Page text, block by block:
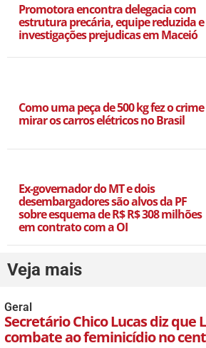
Promotora encontra delegacia com
estrutura precária, equipe reduzida e
investigações prejudicas em Maceió
Como uma peça de 500 kg fez o crime
mirar os carros elétricos no Brasil
Ex-governador do MT e dois
desembargadores são alvos da PF
sobre esquema de R$ R$ 308 milhões
em contrato com a OI
Veja mais
Geral
Secretário Chico Lucas diz que
combate ao feminicídio no